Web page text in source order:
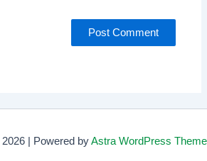
| Powered byAstra WordPress Theme